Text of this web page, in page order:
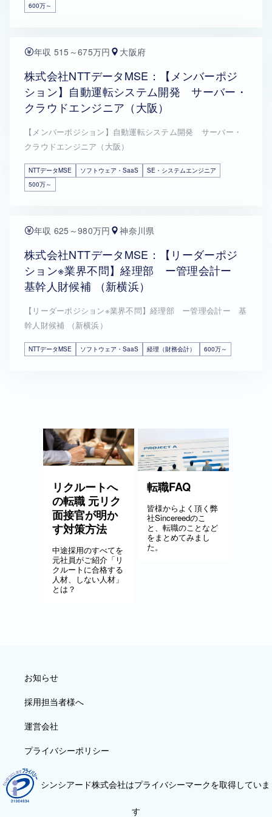
600万～
年収 515～675万円 大阪府
株式会社NTTデータMSE：【メンバーポジ
ション】自動運転システム開発 サーバー・
クラウドエンジニア（大阪）
【メンバーポジション】自動運転システム開発 サーバー・
クラウドエンジニア（大阪）
NTTデータMSE ソフトウェア・SaaS
SE・システムエンジニア
500万～
年収 625～980万円 神奈川県
株式会社NTTデータMSE：【リーダーポジ
ション※業界不問】経理部 ー管理会計ー
基幹人財候補 （新横浜）
【リーダーポジション※業界不問】経理部 ー管理会計ー 基
幹人財候補 （新横浜）
NTTデータMSE ソフトウェア・SaaS 経理（財務会計） 600万～
リクルートへ
の転職 元リク
面接官が明か
す対策方法
中途採用のすべてを
元社員がご紹介「リ
クルートに合格する
人材、しない人材」
とは？
転職FAQ
皆様からよく頂く弊
社Sincereedのこ
と、転職のことなど
をまとめてみまし
た。
お知らせ
採用担当者様へ
運営会社
プライバシーポリシー
シンシアード株式会社はプライバシーマークを取得していま
す